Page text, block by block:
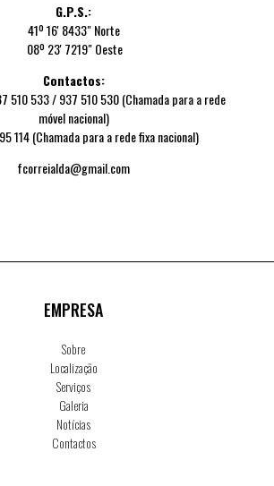
G.P.S.:
41º 16' 8433" Norte
08º 23' 7219" Oeste
Contactos:
510 533 / 937 510 530 (Chamada para a rede
móvel nacional)
114 (Chamada para a rede fixa nacional)
fcorreialda@gmail.com
EMPRESA
Sobre
Localização
Serviços
Galeria
Notícias
Contactos